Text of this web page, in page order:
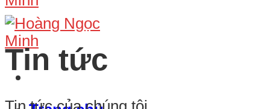
Tin tức